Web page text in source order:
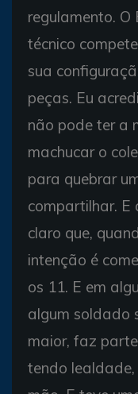
regulamento. O
técnico
sua
peças. Eu
não pode ter a
machucar o
para quebrar
compartilhar. E
claro que,
intenção é
os 11. E em
algum soldado
maior, faz
tendo